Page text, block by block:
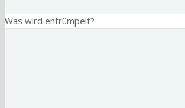
Was wird entrümpelt?